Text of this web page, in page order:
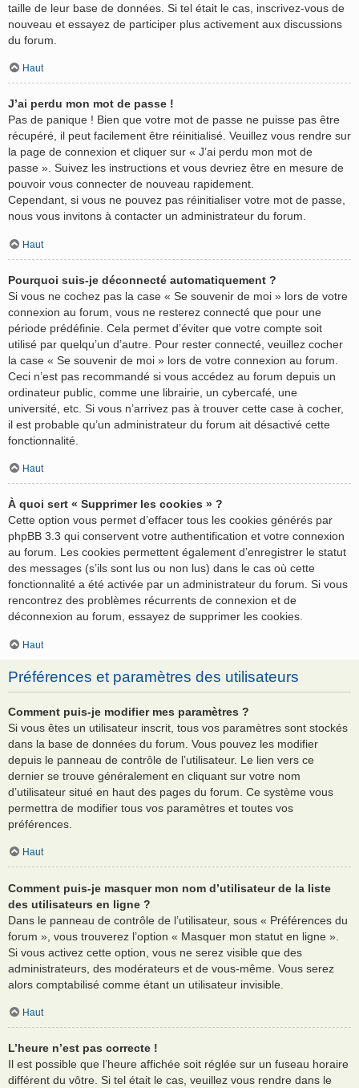
taille de leur base de données. Si tel était le cas, inscrivez-vous de
nouveau et essayez de participer plus activement aux discussions
du forum.
Haut
J’ai perdu mon mot de passe !
Pas de panique ! Bien que votre mot de passe ne puisse pas être
récupéré, il peut facilement être réinitialisé. Veuillez vous rendre sur
la page de connexion et cliquer sur « J’ai perdu mon mot de
passe ». Suivez les instructions et vous devriez être en mesure de
pouvoir vous connecter de nouveau rapidement.
Cependant, si vous ne pouvez pas réinitialiser votre mot de passe,
nous vous invitons à contacter un administrateur du forum.
Haut
Pourquoi suis-je déconnecté automatiquement ?
Si vous ne cochez pas la case « Se souvenir de moi » lors de votre
connexion au forum, vous ne resterez connecté que pour une
période prédéfinie. Cela permet d’éviter que votre compte soit
utilisé par quelqu’un d’autre. Pour rester connecté, veuillez cocher
la case « Se souvenir de moi » lors de votre connexion au forum.
Ceci n’est pas recommandé si vous accédez au forum depuis un
ordinateur public, comme une librairie, un cybercafé, une
université, etc. Si vous n’arrivez pas à trouver cette case à cocher,
il est probable qu’un administrateur du forum ait désactivé cette
fonctionnalité.
Haut
À quoi sert « Supprimer les cookies » ?
Cette option vous permet d’effacer tous les cookies générés par
phpBB 3.3 qui conservent votre authentification et votre connexion
au forum. Les cookies permettent également d’enregistrer le statut
des messages (s’ils sont lus ou non lus) dans le cas où cette
fonctionnalité a été activée par un administrateur du forum. Si vous
rencontrez des problèmes récurrents de connexion et de
déconnexion au forum, essayez de supprimer les cookies.
Haut
Préférences et paramètres des utilisateurs
Comment puis-je modifier mes paramètres ?
Si vous êtes un utilisateur inscrit, tous vos paramètres sont stockés
dans la base de données du forum. Vous pouvez les modifier
depuis le panneau de contrôle de l’utilisateur. Le lien vers ce
dernier se trouve généralement en cliquant sur votre nom
d’utilisateur situé en haut des pages du forum. Ce système vous
permettra de modifier tous vos paramètres et toutes vos
préférences.
Haut
Comment puis-je masquer mon nom d’utilisateur de la liste
des utilisateurs en ligne ?
Dans le panneau de contrôle de l’utilisateur, sous « Préférences du
forum », vous trouverez l’option « Masquer mon statut en ligne ».
Si vous activez cette option, vous ne serez visible que des
administrateurs, des modérateurs et de vous-même. Vous serez
alors comptabilisé comme étant un utilisateur invisible.
Haut
L’heure n’est pas correcte !
Il est possible que l’heure affichée soit réglée sur un fuseau horaire
différent du vôtre. Si tel était le cas, veuillez vous rendre dans le